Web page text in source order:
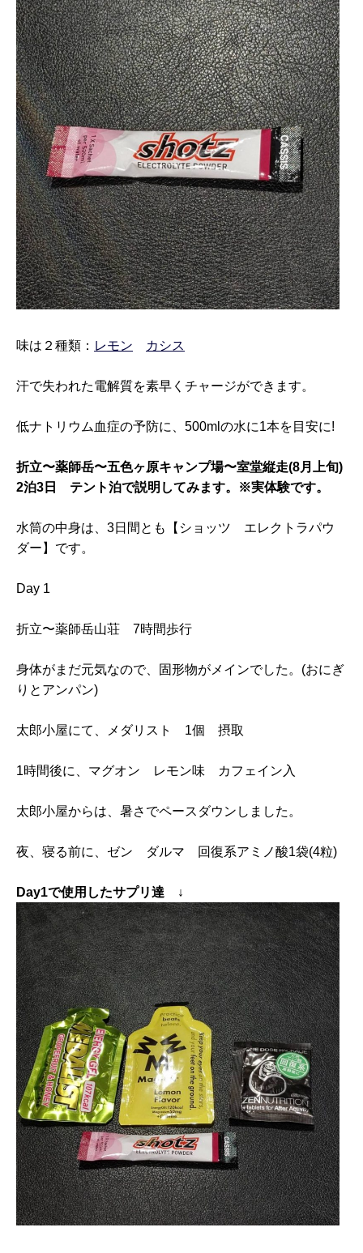
味は２種類： レモン カシス
汗で失われた電解質を素早くチャージができます。
低ナトリウム血症の予防に、500mlの水に1本を目安に!
折立〜薬師岳〜五色ヶ原キャンプ場〜室堂縦走(8月上旬)
2泊3日 テント泊で説明してみます。※実体験です。
水筒の中身は、3日間とも【ショッツ エレクトラパウ
ダー】です。
Day 1
折立〜薬師岳山荘 7時間歩行
身体がまだ元気なので、固形物がメインでした。(おにぎ
りとアンパン)
太郎小屋にて、メダリスト 1個 摂取
1時間後に、マグオン レモン味 カフェイン入
太郎小屋からは、暑さでペースダウンしました。
夜、寝る前に、ゼン ダルマ 回復系アミノ酸1袋(4粒)
Day1で使用したサプリ達 ↓